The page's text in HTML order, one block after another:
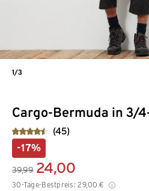
Cargo-Bermuda in 3/
(45)
-17%
39,99 24,00
30-Tage-Bestpreis: 29,00 €
1/3